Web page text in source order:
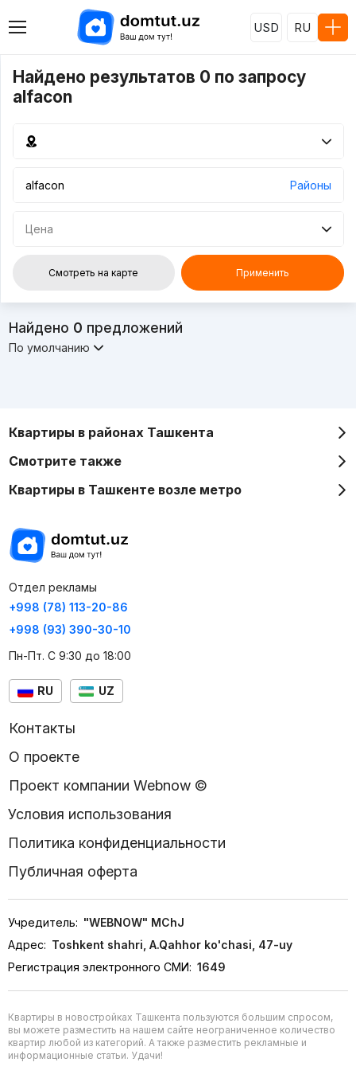
USD RU
Найдено результатов 0 по запросу
alfacon
Районы
Цена
Смотреть на карте Применить
Найдено 0 предложений
По умолчанию
Квартиры в районах Ташкента
Смотрите также
Квартиры в Ташкенте возле метро
Отдел рекламы
+998 (78) 113-20-86
+998 (93) 390-30-10
Пн-Пт. С 9:30 до 18:00
RU UZ
Контакты
О проекте
Проект компании Webnow ©
Условия использования
Политика конфиденциальности
Публичная оферта
Учредитель: "WEBNOW" MChJ
Адрес: Toshkent shahri, A.Qahhor ko'chasi, 47-uy
Регистрация электронного СМИ: 1649
Квартиры в новостройках Ташкента пользуются большим спросом,
вы можете разместить на нашем сайте неограниченное количество
квартир любой из категорий. А также разместить рекламные и
информационные статьи. Удачи!